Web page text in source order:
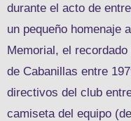
durante el acto de
un pequeño homenaje
Memorial, el
de Cabanillas entre
directivos del club
camiseta del equipo